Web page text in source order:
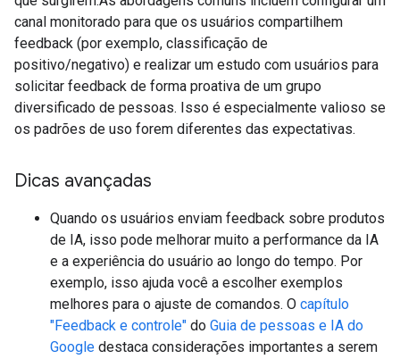
canal monitorado para que os usuários compartilhem
feedback (por exemplo, classificação de
positivo/negativo) e realizar um estudo com usuários para
solicitar feedback de forma proativa de um grupo
diversificado de pessoas. Isso é especialmente valioso se
os padrões de uso forem diferentes das expectativas.
Dicas avançadas
Quando os usuários enviam feedback sobre produtos
de IA, isso pode melhorar muito a performance da IA
e a experiência do usuário ao longo do tempo. Por
exemplo, isso ajuda você a escolher exemplos
melhores para o ajuste de comandos. O capítulo
"Feedback e controle" do Guia de pessoas e IA do
Google destaca considerações importantes a serem